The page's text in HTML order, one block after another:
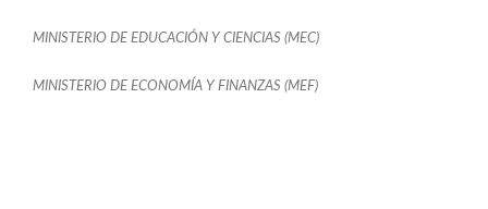
MINISTERIO DE EDUCACIÓN Y CIENCIAS (MEC)
MINISTERIO DE ECONOMÍA Y FINANZAS (MEF)